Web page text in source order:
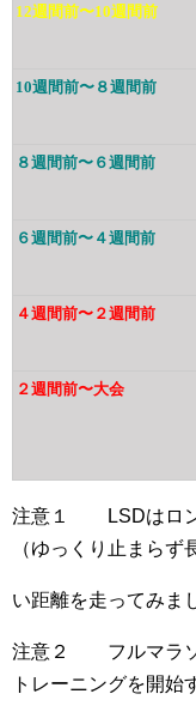
12週間前〜10週間前
10週間前〜８週間前
８週間前〜６週間前
６週間前〜４週間前
４週間前〜２週間前
２週間前〜大会
注意１ LSDはロン
（ゆっくり止まらず
い距離を走ってみま
注意２ フルマラソ
トレーニングを開始